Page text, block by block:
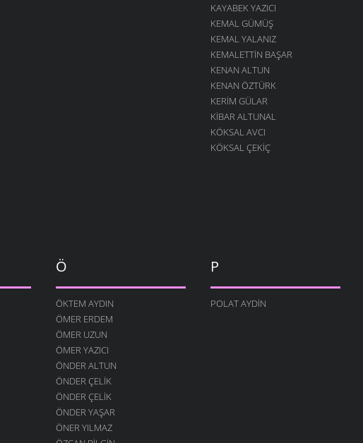
KAYABEK YAZICI
KEMAL GÜMÜŞ
KEMAL YALANIZ
KEMALETTIN BAŞAR
KENAN ALTUN
KENAN ÖZTÜRK
KERIM GÜLAR
KIBAR ALTUNAL
KÖKSAL AVCI
KÖKSAL ÇEKIÇ
Ö
ÖKTEM AYDIN
ÖMER ERDEM
ÖMER UZUN
ÖMER YAZICI
ÖNDER ALTUN
ÖNDER ÇELIK
ÖNDER ÇELIK
ÖNDER YAŞAR
ÖNER YILMAZ
P
POLAT AYDIN